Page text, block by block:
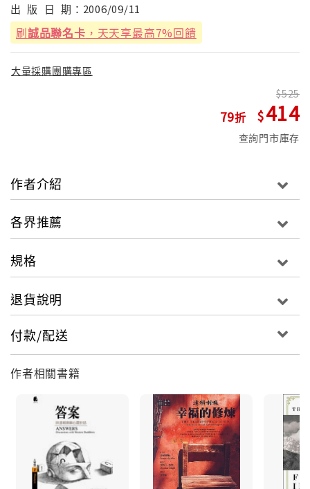
出 版 日 期： 2006/09/11
刷誠品聯名卡 ，天天享最高7%回饋
大量採購團購專區
79
525
414
查詢門市庫存
作者介紹
各界推薦
規格
退貨說明
付款/配送
作者相關書籍